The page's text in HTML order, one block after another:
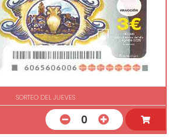
SORTEO DEL JUEVES
0